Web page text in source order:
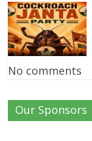
No comments
Our Sponsors